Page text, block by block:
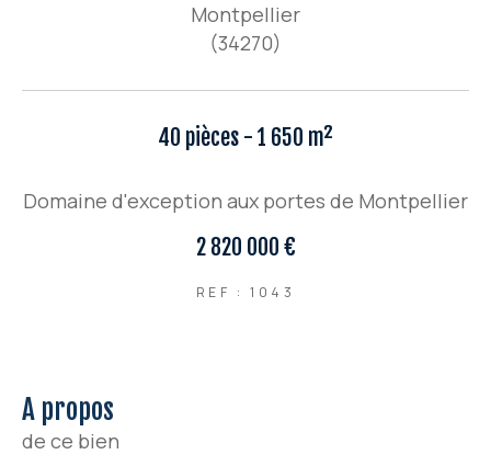
Montpellier
(34270)
40 pièces - 1 650 m²
Domaine d'exception aux portes de Montpellier
2 820 000 €
REF : 1043
a propos
de ce bien